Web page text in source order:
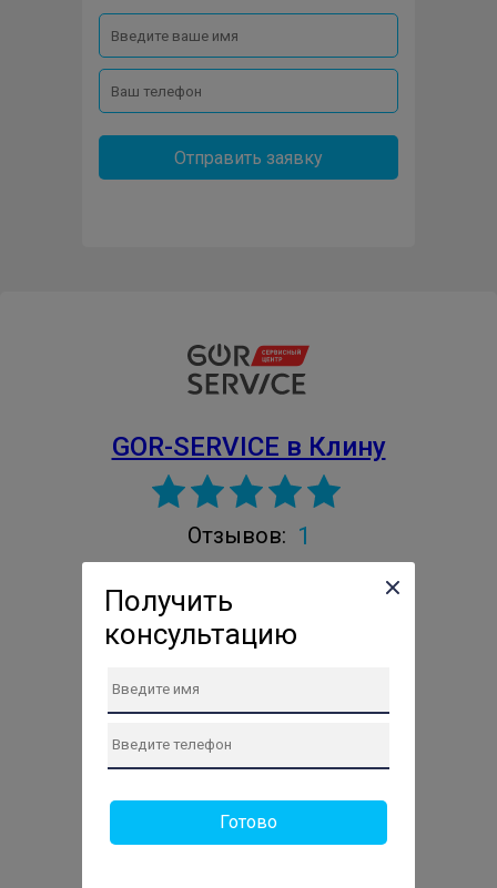
GOR-SERVICE в Клину
Отзывов: 1
Проверенный сервис
Авторизированный сервис
г. Клин Клин, улица 50 лет Октября, 4
Сайт: https://gor-service-klin.ru
ПН: 10:00-19:00
Отправить заявку
Получить
консультацию
Готово